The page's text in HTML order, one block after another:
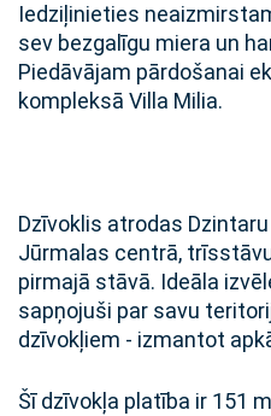
Iedziļinieties
sev bezgalīgu miera un
Piedāvājam pārdošanai
kompleksā Villa Milia.
Dzīvoklis atrodas
Jūrmalas centrā,
pirmajā stāvā. Ideāla
sapņojuši par savu
dzīvokļiem - izmantot
Šī dzīvokļa platība ir 151